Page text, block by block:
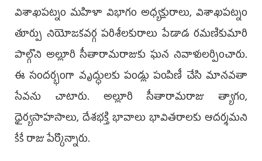
విశాఖపట్నం మహిళా విభాగం అధ్యక్షురాలు, విశాఖపట్నం
తూర్పు నియోజకవర్గ పరిశీలకురాలు పేడాడ రమణికుమారి
పాల్గొని అల్లూరి సీతారామరాజుకు ఘన నివాళులర్పించారు.
ఈ సందర్భంగా వృద్ధులకు పండ్లు పంపిణీ చేసి మానవతా
సేవను చాటారు. అల్లూరి సీతారామరాజు త్యాగం,
ధైర్యసాహసాలు, దేశభక్తి భావాలు భావితరాలకు ఆదర్శమని
కేకే రాజు పేర్కొన్నారు.